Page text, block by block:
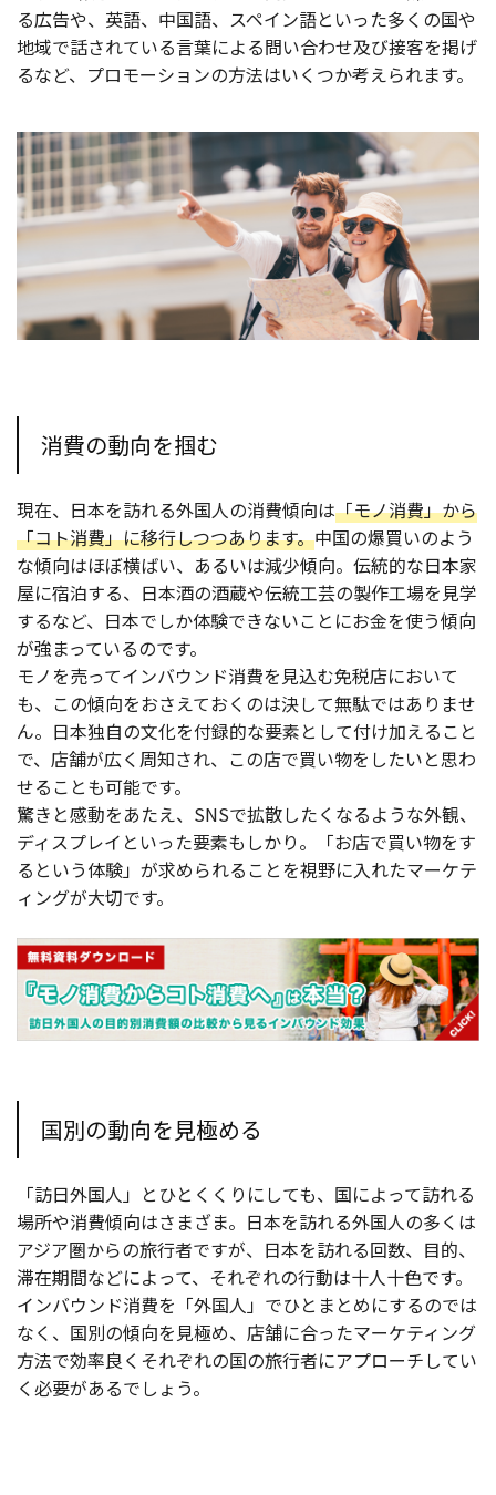
る広告や、英語、中国語、スペイン語といった多くの国や
地域で話されている言葉による問い合わせ及び接客を掲げ
るなど、プロモーションの方法はいくつか考えられます。
消費の動向を掴む
現在、日本を訪れる外国人の消費傾向は「モノ消費」から
「コト消費」に移行しつつあります。中国の爆買いのよう
な傾向はほぼ横ばい、あるいは減少傾向。伝統的な日本家
屋に宿泊する、日本酒の酒蔵や伝統工芸の製作工場を見学
するなど、日本でしか体験できないことにお金を使う傾向
が強まっているのです。
モノを売ってインバウンド消費を見込む免税店において
も、この傾向をおさえておくのは決して無駄ではありませ
ん。日本独自の文化を付録的な要素として付け加えること
で、店舗が広く周知され、この店で買い物をしたいと思わ
せることも可能です。
驚きと感動をあたえ、SNSで拡散したくなるような外観、
ディスプレイといった要素もしかり。「お店で買い物をす
るという体験」が求められることを視野に入れたマーケテ
ィングが大切です。
国別の動向を見極める
「訪日外国人」とひとくくりにしても、国によって訪れる
場所や消費傾向はさまざま。日本を訪れる外国人の多くは
アジア圏からの旅行者ですが、日本を訪れる回数、目的、
滞在期間などによって、それぞれの行動は十人十色です。
インバウンド消費を「外国人」でひとまとめにするのでは
なく、国別の傾向を見極め、店舗に合ったマーケティング
方法で効率良くそれぞれの国の旅行者にアプローチしてい
く必要があるでしょう。